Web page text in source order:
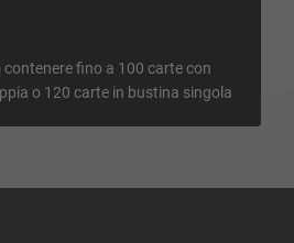
fino a 100 carte con
o 120 carte in bustina singola